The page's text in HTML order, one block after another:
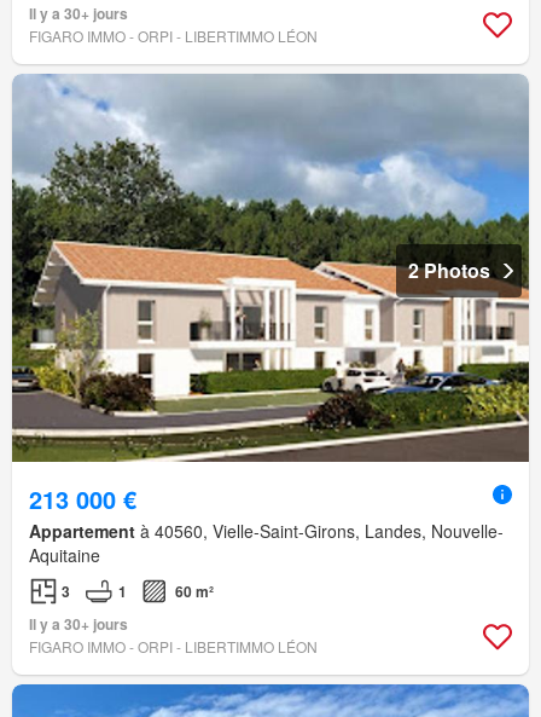
Il y a 30+ jours
FIGARO IMMO - ORPI - LIBERTIMMO LÉON
2 Photos
213 000 €
Appartement à 40560, Vielle-Saint-Girons, Landes, Nouvelle-
Aquitaine
3 1
60 m²
Il y a 30+ jours
FIGARO IMMO - ORPI - LIBERTIMMO LÉON